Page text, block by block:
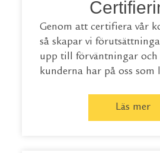
Genom att certifiera vår
så skapar vi
upp till förväntningar och
kunderna har på oss som
Läs mer